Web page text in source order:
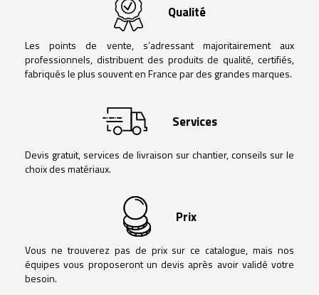
Qualité
Les points de vente, s’adressant majoritairement aux
professionnels, distribuent des produits de qualité, certifiés,
fabriqués le plus souvent en France par des grandes marques.
Services
Devis gratuit, services de livraison sur chantier, conseils sur le
choix des matériaux.
Prix
Vous ne trouverez pas de prix sur ce catalogue, mais nos
équipes vous proposeront un devis après avoir validé votre
besoin.